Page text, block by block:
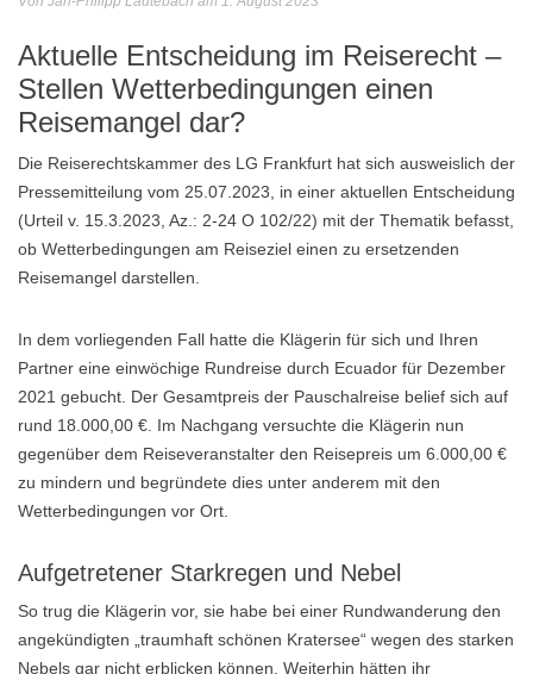
Aktuelle Entscheidung im Reiserecht –
Stellen Wetterbedingungen einen
Reisemangel dar?
Die Reiserechtskammer des LG Frankfurt hat sich ausweislich der
Pressemitteilung vom 25.07.2023, in einer aktuellen Entscheidung
(Urteil v. 15.3.2023, Az.: 2-24 O 102/22) mit der Thematik befasst,
ob Wetterbedingungen am Reiseziel einen zu ersetzenden
Reisemangel darstellen.
In dem vorliegenden Fall hatte die Klägerin für sich und Ihren
Partner eine einwöchige Rundreise durch Ecuador für Dezember
2021 gebucht. Der Gesamtpreis der Pauschalreise belief sich auf
rund 18.000,00 €. Im Nachgang versuchte die Klägerin nun
gegenüber dem Reiseveranstalter den Reisepreis um 6.000,00 €
zu mindern und begründete dies unter anderem mit den
Wetterbedingungen vor Ort.
Aufgetretener Starkregen und Nebel
So trug die Klägerin vor, sie habe bei einer Rundwanderung den
angekündigten „traumhaft schönen Kratersee“ wegen des starken
Nebels gar nicht erblicken können. Weiterhin hätten ihr